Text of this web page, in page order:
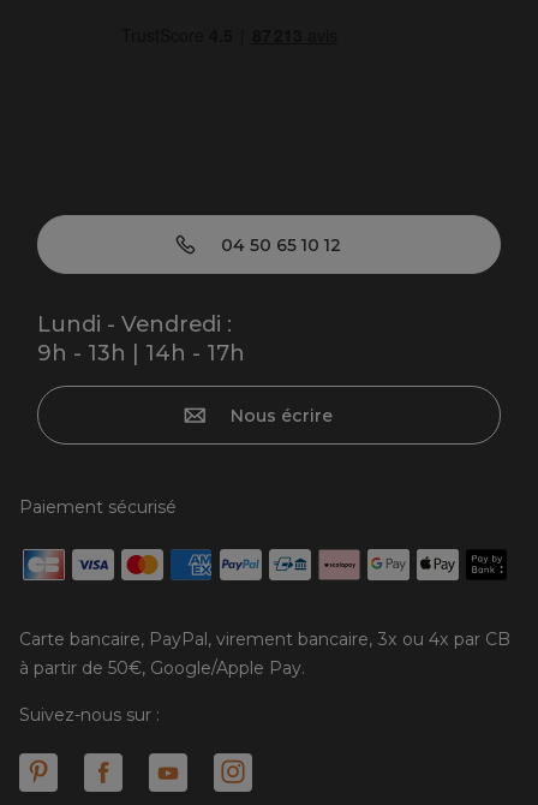
04 50 65 10 12
Lundi - Vendredi :
9h - 13h | 14h - 17h
Nous écrire
Paiement sécurisé
Carte bancaire, PayPal, virement bancaire, 3x ou 4x par CB
à partir de 50€, Google/Apple Pay.
Suivez-nous sur :